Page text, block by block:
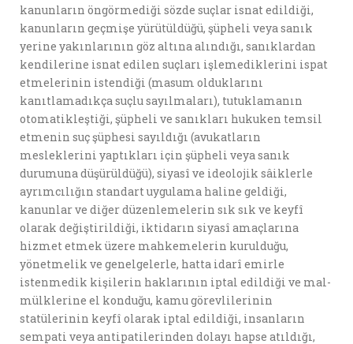
kanunların öngörmediği sözde suçlar isnat edildiği,
kanunların geçmişe yürütüldüğü, şüpheli veya sanık
yerine yakınlarının göz altına alındığı, sanıklardan
kendilerine isnat edilen suçları işlemediklerini ispat
etmelerinin istendiği (masum olduklarını
kanıtlamadıkça suçlu sayılmaları), tutuklamanın
otomatikleştiği, şüpheli ve sanıkları hukuken temsil
etmenin suç şüphesi sayıldığı (avukatların
mesleklerini yaptıkları için şüpheli veya sanık
durumuna düşürüldüğü), siyasî ve ideolojik sâiklerle
ayrımcılığın standart uygulama haline geldiği,
kanunlar ve diğer düzenlemelerin sık sık ve keyfî
olarak değiştirildiği, iktidarın siyasî amaçlarına
hizmet etmek üzere mahkemelerin kurulduğu,
yönetmelik ve genelgelerle, hatta idarî emirle
istenmedik kişilerin haklarının iptal edildiği ve mal-
mülklerine el konduğu, kamu görevlilerinin
statülerinin keyfî olarak iptal edildiği, insanların
sempati veya antipatilerinden dolayı hapse atıldığı,